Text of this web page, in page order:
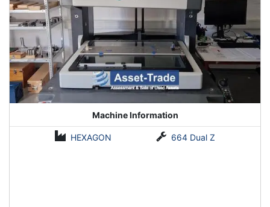
Machine Information
HEXAGON 664 Dual Z